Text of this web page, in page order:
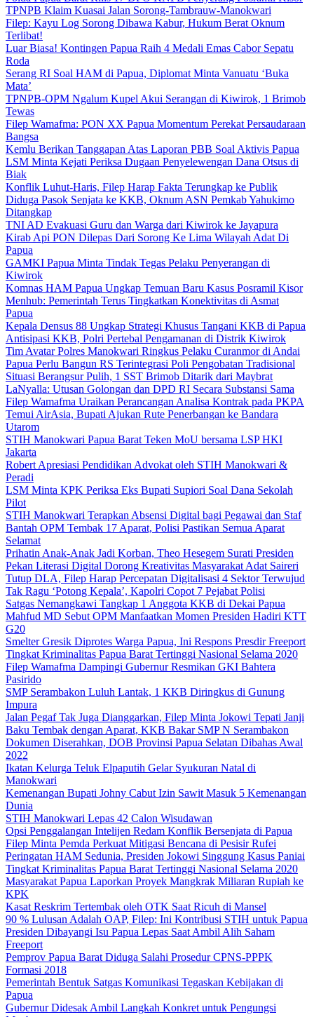
TPNPB Klaim Kuasai Jalan Sorong-Tambrauw-Manokwari
Filep: Kayu Log Sorong Dibawa Kabur, Hukum Berat Oknum
Terlibat!
Luar Biasa! Kontingen Papua Raih 4 Medali Emas Cabor Sepatu
Roda
Serang RI Soal HAM di Papua, Diplomat Minta Vanuatu ‘Buka
Mata’
TPNPB-OPM Ngalum Kupel Akui Serangan di Kiwirok, 1 Brimob
Tewas
Filep Wamafma: PON XX Papua Momentum Perekat Persaudaraan
Bangsa
Kemlu Berikan Tanggapan Atas Laporan PBB Soal Aktivis Papua
LSM Minta Kejati Periksa Dugaan Penyelewengan Dana Otsus di
Biak
Konflik Luhut-Haris, Filep Harap Fakta Terungkap ke Publik
Diduga Pasok Senjata ke KKB, Oknum ASN Pemkab Yahukimo
Ditangkap
TNI AD Evakuasi Guru dan Warga dari Kiwirok ke Jayapura
Kirab Api PON Dilepas Dari Sorong Ke Lima Wilayah Adat Di
Papua
GAMKI Papua Minta Tindak Tegas Pelaku Penyerangan di
Kiwirok
Komnas HAM Papua Ungkap Temuan Baru Kasus Posramil Kisor
Menhub: Pemerintah Terus Tingkatkan Konektivitas di Asmat
Papua
Kepala Densus 88 Ungkap Strategi Khusus Tangani KKB di Papua
Antisipasi KKB, Polri Pertebal Pengamanan di Distrik Kiwirok
Tim Avatar Polres Manokwari Ringkus Pelaku Curanmor di Andai
Papua Perlu Bangun RS Terintegrasi Poli Pengobatan Tradisional
Situasi Berangsur Pulih, 1 SST Brimob Ditarik dari Maybrat
LaNyalla: Utusan Golongan dan DPD RI Secara Substansi Sama
Filep Wamafma Uraikan Perancangan Analisa Kontrak pada PKPA
Temui AirAsia, Bupati Ajukan Rute Penerbangan ke Bandara
Utarom
STIH Manokwari Papua Barat Teken MoU bersama LSP HKI
Jakarta
Robert Apresiasi Pendidikan Advokat oleh STIH Manokwari &
Peradi
LSM Minta KPK Periksa Eks Bupati Supiori Soal Dana Sekolah
Pilot
STIH Manokwari Terapkan Absensi Digital bagi Pegawai dan Staf
Bantah OPM Tembak 17 Aparat, Polisi Pastikan Semua Aparat
Selamat
Prihatin Anak-Anak Jadi Korban, Theo Hesegem Surati Presiden
Pekan Literasi Digital Dorong Kreativitas Masyarakat Adat Saireri
Tutup DLA, Filep Harap Percepatan Digitalisasi 4 Sektor Terwujud
Tak Ragu ‘Potong Kepala’, Kapolri Copot 7 Pejabat Polisi
Satgas Nemangkawi Tangkap 1 Anggota KKB di Dekai Papua
Mahfud MD Sebut OPM Manfaatkan Momen Presiden Hadiri KTT
G20
Smelter Gresik Diprotes Warga Papua, Ini Respons Presdir Freeport
Tingkat Kriminalitas Papua Barat Tertinggi Nasional Selama 2020
Filep Wamafma Dampingi Gubernur Resmikan GKI Bahtera
Pasirido
SMP Serambakon Luluh Lantak, 1 KKB Diringkus di Gunung
Impura
Jalan Pegaf Tak Juga Dianggarkan, Filep Minta Jokowi Tepati Janji
Baku Tembak dengan Aparat, KKB Bakar SMP N Serambakon
Dokumen Diserahkan, DOB Provinsi Papua Selatan Dibahas Awal
2022
Ikatan Kelurga Teluk Elpaputih Gelar Syukuran Natal di
Manokwari
Kemenangan Bupati Johny Cabut Izin Sawit Masuk 5 Kemenangan
Dunia
STIH Manokwari Lepas 42 Calon Wisudawan
Opsi Penggalangan Intelijen Redam Konflik Bersenjata di Papua
Filep Minta Pemda Perkuat Mitigasi Bencana di Pesisir Rufei
Peringatan HAM Sedunia, Presiden Jokowi Singgung Kasus Paniai
Tingkat Kriminalitas Papua Barat Tertinggi Nasional Selama 2020
Masyarakat Papua Laporkan Proyek Mangkrak Miliaran Rupiah ke
KPK
Kasat Reskrim Tertembak oleh OTK Saat Ricuh di Mansel
90 % Lulusan Adalah OAP, Filep: Ini Kontribusi STIH untuk Papua
Presiden Dibayangi Isu Papua Lepas Saat Ambil Alih Saham
Freeport
Pemprov Papua Barat Diduga Salahi Prosedur CPNS-PPPK
Formasi 2018
Pemerintah Bentuk Satgas Komunikasi Tegaskan Kebijakan di
Papua
Gubernur Didesak Ambil Langkah Konkret untuk Pengungsi